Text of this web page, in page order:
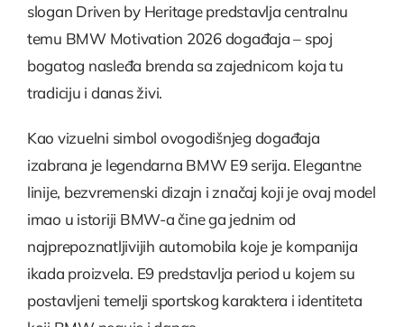
slogan Driven by Heritage predstavlja centralnu
temu BMW Motivation 2026 događaja – spoj
bogatog nasleđa brenda sa zajednicom koja tu
tradiciju i danas živi.
Kao vizuelni simbol ovogodišnjeg događaja
izabrana je legendarna BMW E9 serija. Elegantne
linije, bezvremenski dizajn i značaj koji je ovaj model
imao u istoriji BMW-a čine ga jednim od
najprepoznatljivijih automobila koje je kompanija
ikada proizvela. E9 predstavlja period u kojem su
postavljeni temelji sportskog karaktera i identiteta